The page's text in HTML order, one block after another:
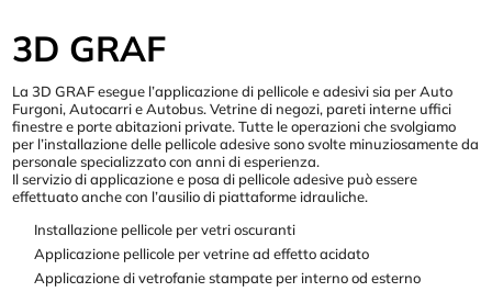
3D GRAF
La 3D GRAF esegue l’applicazione di pellicole e adesivi sia per Auto
Furgoni, Autocarri e Autobus. Vetrine di negozi, pareti interne uffici
finestre e porte abitazioni private. Tutte le operazioni che svolgiamo
per l’installazione delle pellicole adesive sono svolte minuziosamente da
personale specializzato con anni di esperienza.
Il servizio di applicazione e posa di pellicole adesive può essere
effettuato anche con l’ausilio di piattaforme idrauliche.
Installazione pellicole per vetri oscuranti
Applicazione pellicole per vetrine ad effetto acidato
Applicazione di vetrofanie stampate per interno od esterno